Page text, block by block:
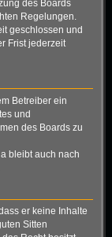
des Boards
Regelungen.
geschlossen und
Frist jederzeit
Betreiber ein
und
des Boards zu
bleibt auch nach
er keine Inhalte
Sitten